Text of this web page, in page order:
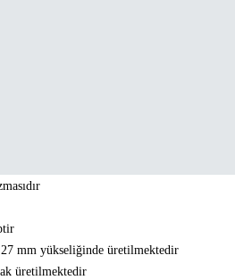
mm yükseliğinde üretilmektedir
üretilmektedir